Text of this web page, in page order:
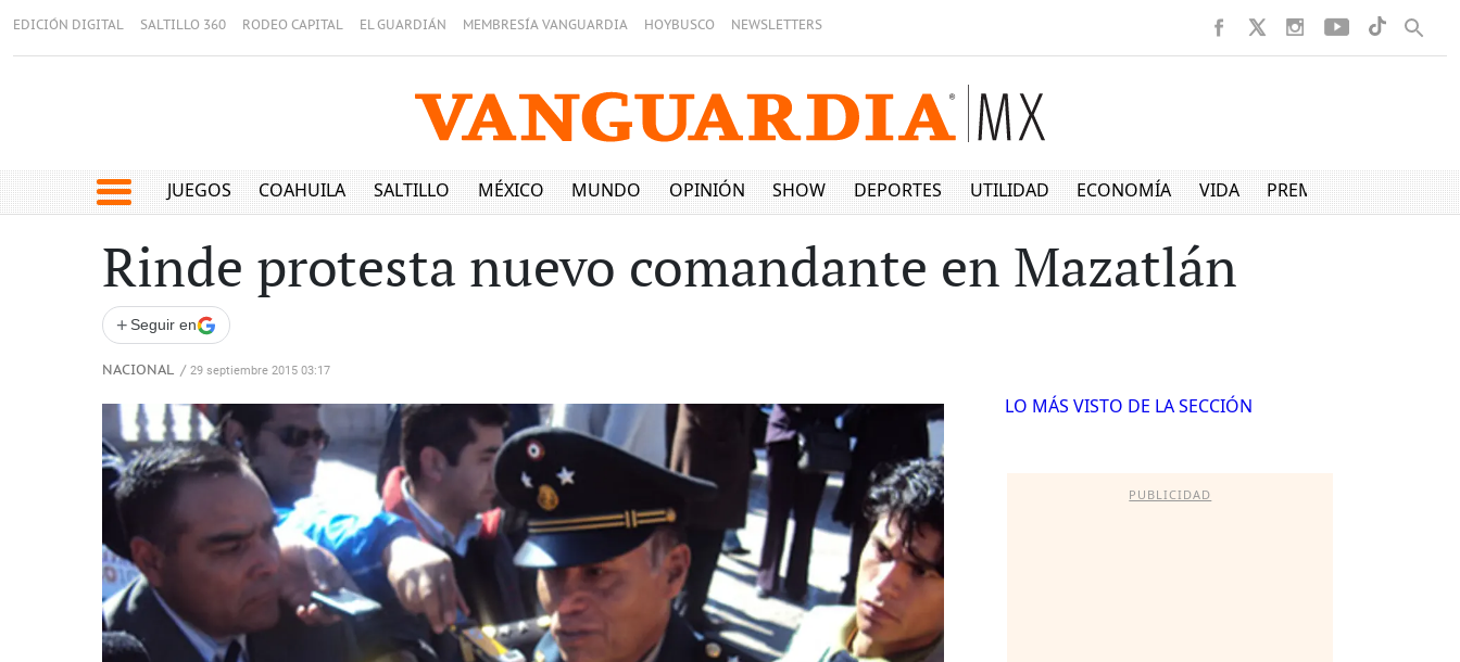
EDICIÓN DIGITAL SALTILLO 360 RODEO CAPITAL EL GUARDIÁN MEMBRESÍA VANGUARDIA HOYBUSCO NEWSLETTERS
JUEGOS COAHUILA SALTILLO MÉXICO MUNDO OPINIÓN SHOW DEPORTES UTILIDAD ECONOMÍA VIDA PREMIUM
Rinde protesta nuevo comandante en Mazatlán
+ Seguir en
NACIONAL / 29 septiembre 2015 03:17
LO MÁS VISTO DE LA SECCIÓN
PUBLICIDAD